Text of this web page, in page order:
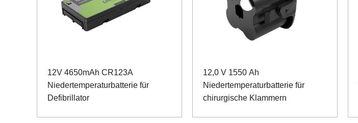
12V 4650mAh CR123A
Niedertemperaturbatterie für
Defibrillator
12,0 V 1550 Ah
Niedertemperaturbatterie für
chirurgische Klammern